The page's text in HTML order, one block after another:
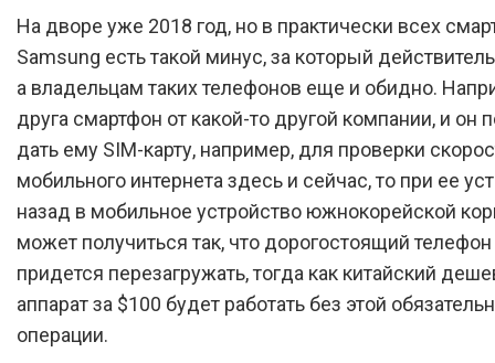
На дворе уже 2018 год, но в практически всех
Samsung есть такой минус, за который
а владельцам таких телефонов еще и обидно.
друга смартфон от какой-то другой компании, и он
дать ему SIM-карту, например, для проверки
мобильного интернета здесь и сейчас, то при ее
назад в мобильное устройство южнокорейской
может получиться так, что дорогостоящий телефон
придется перезагружать, тогда как китайский
аппарат за $100 будет работать без этой
операции.